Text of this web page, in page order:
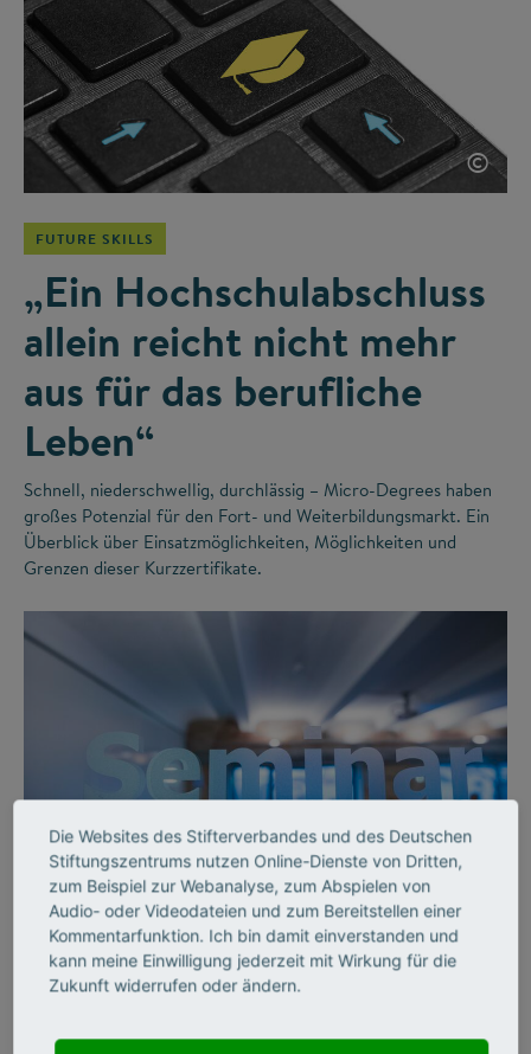
©
FUTURE SKILLS
„Ein Hochschulabschluss
allein reicht nicht mehr
aus für das berufliche
Leben“
Schnell, niederschwellig, durchlässig – Micro-Degrees haben
großes Potenzial für den Fort- und Weiterbildungsmarkt. Ein
Überblick über Einsatzmöglichkeiten, Möglichkeiten und
Grenzen dieser Kurzzertifikate.
©
FUTURE SKILLS
Weiterbildung:
Hochschulwissen
Die Websites des Stifterverbandes und des Deutschen
Stiftungszentrums nutzen Online-Dienste von Dritten,
zum Beispiel zur Webanalyse, zum Abspielen von
Audio- oder Videodateien und zum Bereitstellen einer
Kommentarfunktion. Ich bin damit einverstanden und
kann meine Einwilligung jederzeit mit Wirkung für die
Zukunft widerrufen oder ändern.